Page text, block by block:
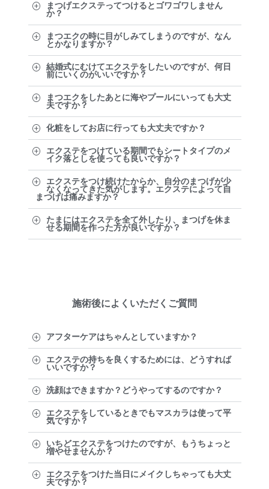
まつげエクステってつけるとゴワゴワしません
か？
まつエクの時に目がしみてしまうのですが、なん
とかなりますか？
結婚式にむけてエクステをしたいのですが、何日
前にいくのがいいですか？
まつエクをしたあとに海やプールにいっても大丈
夫ですか？
化粧をしてお店に行っても大丈夫ですか？
エクステをつけている期間でもシートタイプのメ
イク落としを使っても良いですか？
エクステをつけ続けたからか、自分のまつげが少
なくなってきた気がします。エクステによって自
まつげは痛みますか？
たまにはエクステを全て外したり、まつげを休ま
せる期間を作った方が良いですか？
施術後によくいただくご質問
アフターケアはちゃんとしていますか？
エクステの持ちを良くするためには、どうすれば
いいですか？
洗顔はできますか？どうやってするのですか？
エクステをしているときでもマスカラは使って平
気ですか？
いちどエクステをつけたのですが、もうちょっと
増やせませんか？
エクステをつけた当日にメイクしちゃっても大丈
夫ですか？